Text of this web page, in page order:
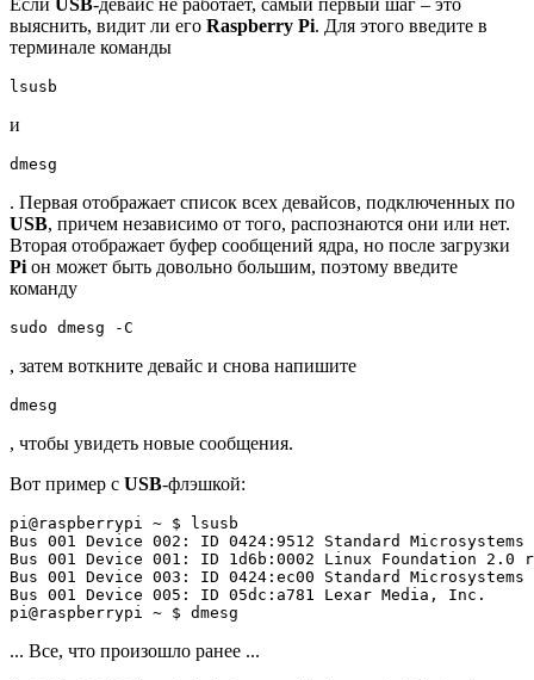
выяснить, видит ли его Raspberry Pi. Для этого введите в
терминале команды
и
. Первая отображает список всех девайсов, подключенных по
USB, причем независимо от того, распознаются они или нет.
Вторая отображает буфер сообщений ядра, но после загрузки
Pi он может быть довольно большим, поэтому введите
команду
, затем воткните девайс и снова напишите
, чтобы увидеть новые сообщения.
Вот пример с USB-флэшкой:
pi@raspberrypi ~ $ lsusb
Bus 001 Device 002 : ID 0424 :9512 Standard Microsystems
Bus 001 Device 001 : ID 1d6b:0002 Linux Foundation 2 .0
Bus 001 Device 003 : ID 0424 :ec00 Standard Microsystems
Bus 001 Device 005 : ID 05dc:a781 Lexar Media, Inc.
... Все, что произошло ранее ...